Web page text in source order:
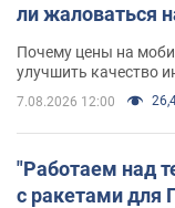
ли жаловаться
Почему цены на
улучшить качество
7.08.2026 12:00
"Работаем над
с ракетами для